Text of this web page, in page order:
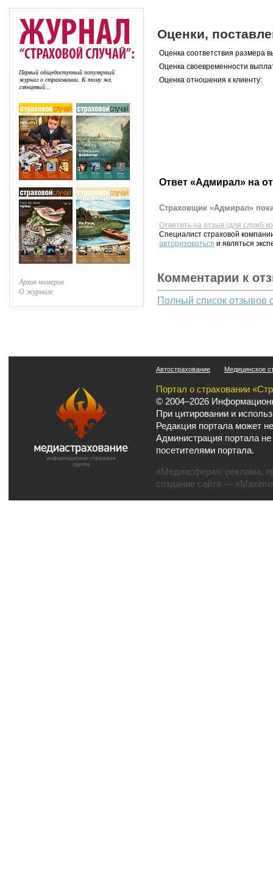
Первый общедоступный популярный
журнал о страховании. К тому же,
глянцевый...
Архив номеров
О журнале
Оценки,
Оценка соответствия размера
Оценка своевременности
Оценка отношения к клиенту:
Ответ «Адмирал» на
Страховщик «Адмирал»
Ответить на отзыв (для служб
Специалист страховой
авторизоваться и являться
Комментарии к
Полный список отзывов
Автострахование Медицинское
Портал о страховании
© 2004–2026
При цитировании и
Редакция портала может
Администрация портала
посетителями портала.
«Медиасфера»: реклама,
создание сайта —